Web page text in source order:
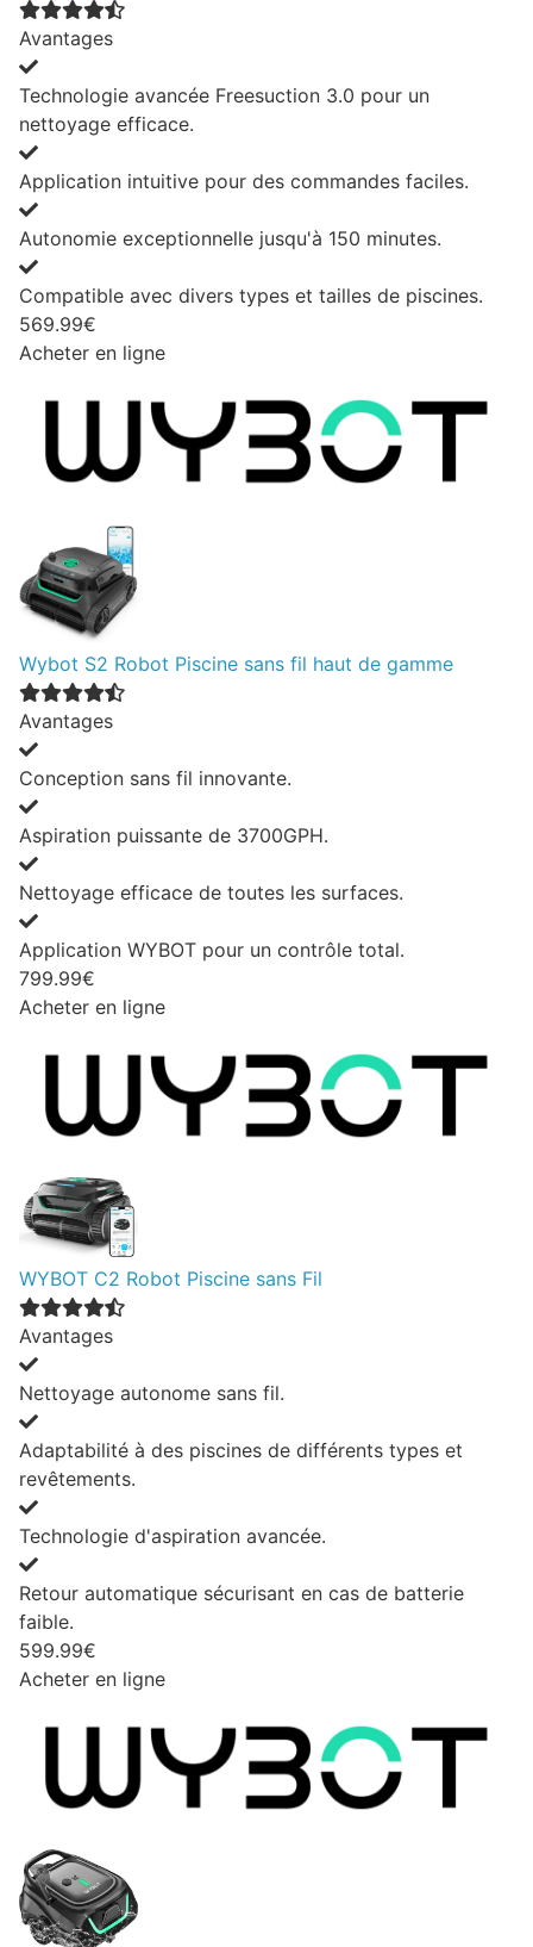
Avantages
Technologie avancée Freesuction 3.0 pour un
nettoyage efficace.
Application intuitive pour des commandes faciles.
Autonomie exceptionnelle jusqu'à 150 minutes.
Compatible avec divers types et tailles de piscines.
569.99€
Acheter en ligne
Wybot S2 Robot Piscine sans fil haut de gamme
Avantages
Conception sans fil innovante.
Aspiration puissante de 3700GPH.
Nettoyage efficace de toutes les surfaces.
Application WYBOT pour un contrôle total.
799.99€
Acheter en ligne
WYBOT C2 Robot Piscine sans Fil
Avantages
Nettoyage autonome sans fil.
Adaptabilité à des piscines de différents types et
revêtements.
Technologie d'aspiration avancée.
Retour automatique sécurisant en cas de batterie
faible.
599.99€
Acheter en ligne